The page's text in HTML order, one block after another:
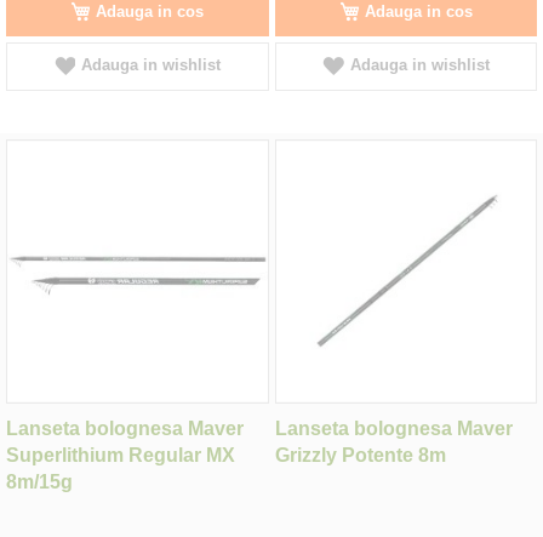
Adauga in cos
Adauga in wishlist
Adauga in cos
Adauga in wishlist
Lanseta bolognesa Maver
Superlithium Regular MX
8m/15g
Lanseta bolognesa Maver
Grizzly Potente 8m